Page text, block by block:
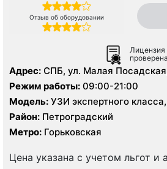
Отзыв об оборудовании
Лицензия
проверена
Адрес: СПБ, ул. Малая
Режим работы: 09:00-21:00
Модель: УЗИ экспертного
Район: Петроградский
Метро: Горьковская
Цена указана с учетом льгот и